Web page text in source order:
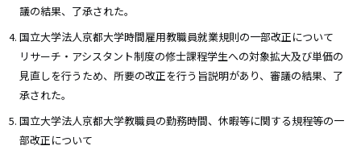
議の結果、了承された。
国立大学法人京都大学時間雇用教職員就業規則の一部改正について
リサーチ・アシスタント制度の修士課程学生への対象拡大及び単価の
見直しを行うため、所要の改正を行う旨説明があり、審議の結果、了
承された。
国立大学法人京都大学教職員の勤務時間、休暇等に関する規程等の一
部改正について